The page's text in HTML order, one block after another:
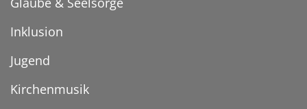
Inklusion
Jugend
Kirchenmusik